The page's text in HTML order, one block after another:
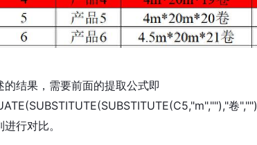
的结果，需要前面的提取公式即
卷
行对比。